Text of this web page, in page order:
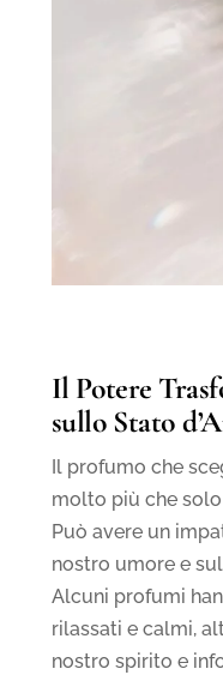
Il Potere
sullo Stato
Il profumo che
molto più che
Può avere un
nostro umore e
Alcuni profumi
rilassati e calmi,
nostro spirito e